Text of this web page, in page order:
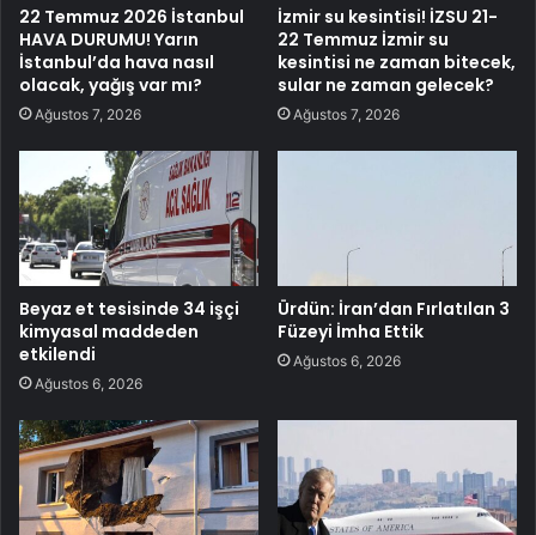
22 Temmuz 2026 İstanbul
HAVA DURUMU! Yarın
İstanbul’da hava nasıl
olacak, yağış var mı?
Ağustos 7, 2026
İzmir su kesintisi! İZSU 21-
22 Temmuz İzmir su
kesintisi ne zaman bitecek,
sular ne zaman gelecek?
Ağustos 7, 2026
Beyaz et tesisinde 34 işçi
kimyasal maddeden
etkilendi
Ağustos 6, 2026
Ürdün: İran’dan Fırlatılan 3
Füzeyi İmha Ettik
Ağustos 6, 2026